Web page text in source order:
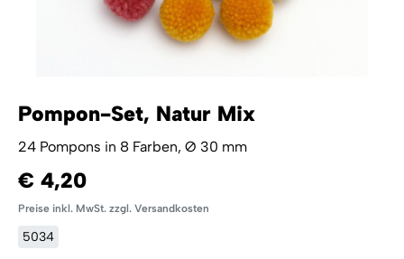
Pompon-Set, Natur Mix
24 Pompons in 8 Farben, Ø 30 mm
€ 4,20
Preise inkl. MwSt. zzgl. Versandkosten
5034